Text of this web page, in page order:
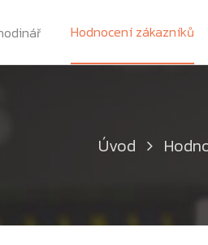
Hodnocení zákazníků
Úvod